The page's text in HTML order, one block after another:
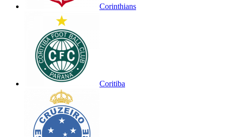
Corinthians
Coritiba